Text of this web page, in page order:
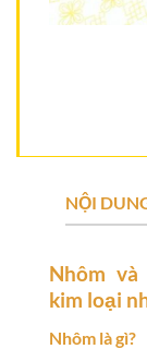
NỘI
Nhôm
kim loại
Nhôm là gì?